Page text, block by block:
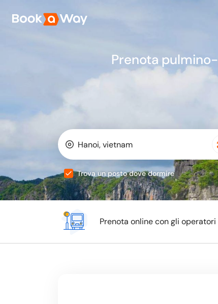
Prenota
Trova un posto dove dormire
Prenota online con gli